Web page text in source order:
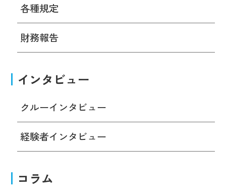
各種規定
財務報告
インタビュー
クルーインタビュー
経験者インタビュー
コラム